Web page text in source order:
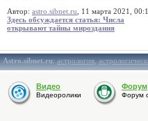
Автор: astro.sibnet.ru , 11 марта 2021,
Здесь обсуждается статья: Числа
открывают тайны мироздания
Astro.sibnet.ru:астрология,
Видео
Видеоролики
Форум
Форум